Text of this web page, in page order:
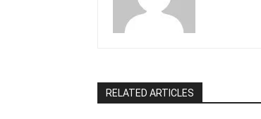
RELATED ARTICLES